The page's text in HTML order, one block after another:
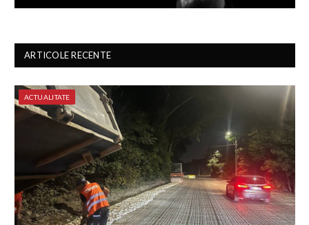
ARTICOLE RECENTE
ACTUALITATE